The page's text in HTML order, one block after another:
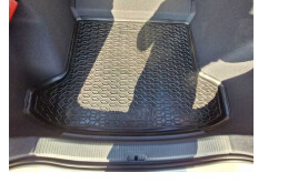
Volkswagen Passat B8 2015-